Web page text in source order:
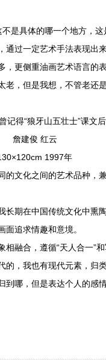
具体的哪一个地方，这
通过一定艺术手法表现出
更侧重油画艺术语言的
老，但是我想，不管老还
詹建俊 红云
1997年
文化之间的艺术品种，
期在中国传统文化中熏
追求情趣和意境。
融合，遵循“天人合一”
的，我也有现代元素，归
哪，但是表达个人的感